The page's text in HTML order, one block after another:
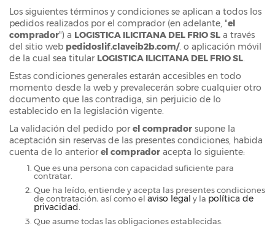
Los siguientes términos y condiciones se aplican a todos los
pedidos realizados por el comprador (en adelante, "el
comprador") a LOGISTICA ILICITANA DEL FRIO SL a través
del sitio web pedidoslif.claveib2b.com/. o aplicación móvil
de la cual sea titular LOGISTICA ILICITANA DEL FRIO SL.
Estas condiciones generales estarán accesibles en todo
momento desde la web y prevalecerán sobre cualquier otro
documento que las contradiga, sin perjuicio de lo
establecido en la legislación vigente.
La validación del pedido porel comprador supone la
aceptación sin reservas de las presentes condiciones, habida
cuenta de lo anteriorel comprador acepta lo siguiente:
Que es una persona con capacidad suficiente para
contratar.
Que ha leído, entiende y acepta las presentes condiciones
de contratación, así como el aviso legal y la política de
privacidad.
Que asume todas las obligaciones establecidas.